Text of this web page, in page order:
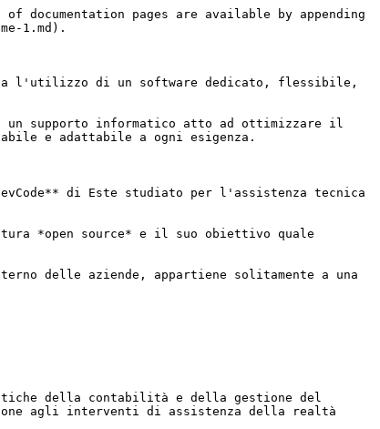
documentation pages are available by appending
1.md).
l'utilizzo di un software dedicato, flessibile,
un supporto informatico atto ad ottimizzare il
e adattabile a ogni esigenza.
di Este studiato per l'assistenza tecnica
*open source* e il suo obiettivo quale
delle aziende, appartiene solitamente a una
della contabilità e della gestione del
agli interventi di assistenza della realtà